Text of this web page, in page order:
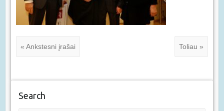
« Ankstesni įrašai Toliau »
Search